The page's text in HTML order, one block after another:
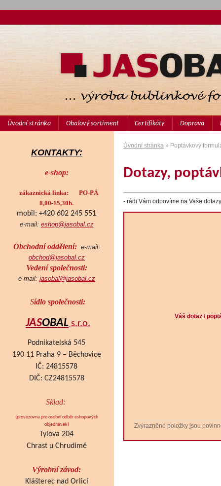
Úvodní stránka Obalový sortiment Certifikáty Doprava
Úvodní stránka » Poptávkový
Dotazy,
- rádi Vám odpovíme na Vaše
Váš dotaz /
Zvýrazněné položky jsou
KONTAKTY:
e-shop:
zákaznická linka: PO-PÁ
8,00-15,30h.
mobil: +420 602 245 551
e-mail: eshop@jasobal.cz
Obchodní oddělení: e-mail:
obchod@jasobal.cz
Vedení společnosti:
e-mail: jasobal@jasobal.cz
Sídlo společnosti:
JASOBAL s.r.o.
Podnikatelská 545
190 11 Praha 9 – Běchovice
IČ: 24815578
DIČ: CZ24815578
Sklad:
(provozovna pro osobní odběr eshopových
objednávek)
Tylova 204
Chrast u Chrudimě
Výrobní závod:
Klášterec nad Orlicí